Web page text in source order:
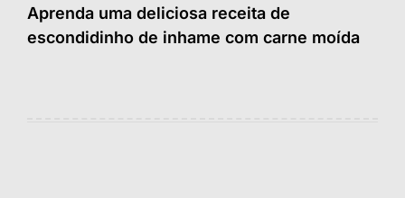
Aprenda uma deliciosa receita de
escondidinho de inhame com carne moída